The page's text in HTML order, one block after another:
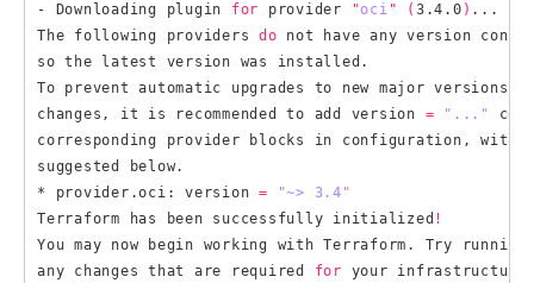
- Downloading plugin for provider "oci " ( 3.4.0 ) ...
The following providers do not have any version
so the latest version was installed.
To prevent automatic upgrades to new major versions
changes, it is recommended to add version = "..."
corresponding provider blocks
in configuration, with
suggested below.
* provider.oci: version =
"~> 3.4"
Terraform has been successfully initialized !
You may now begin working with Terraform. Try
any changes that are required
for your infrastructure.